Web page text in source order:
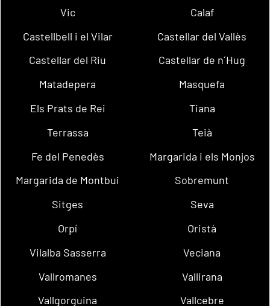
Vic
Calaf
Castellbell i el Vilar
Castellar del Vallès
Castellar del Riu
Castellar de n´Hug
Matadepera
Masquefa
Els Prats de Rei
Tiana
Terrassa
Teià
Fe del Penedès
Margarida i els Monjos
Margarida de Montbui
Sobremunt
Sitges
Seva
Orpí
Oristà
Vilalba Sasserra
Veciana
Vallromanes
Vallirana
Vallgorguina
Vallcebre